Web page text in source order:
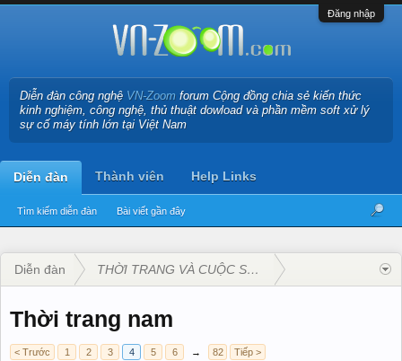
Đăng nhập
Diễn đàn công nghệ VN-Zoom forum Cộng đồng chia sẻ kiến thức
kinh nghiệm, công nghệ, thủ thuật dowload và phần mềm soft xử lý
sự cố máy tính lớn tại Việt Nam
Diễn đàn
Tìm kiếm diễn đàn Bài viết gần đây
Thành viên Help Links
Diễn đàn THỜI TRANG VÀ CUỘC SỐNG
Thời trang nam
< Trước 1 2 3 4 5 6 → 82 Tiếp >